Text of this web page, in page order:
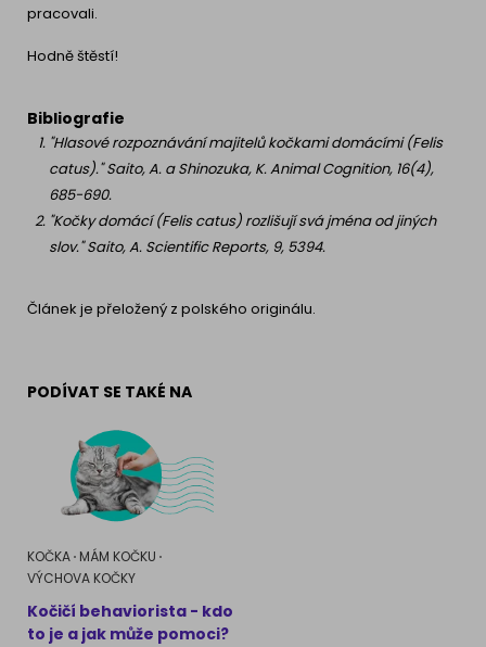
pracovali.
Hodně štěstí!
Bibliografie
"Hlasové rozpoznávání majitelů kočkami domácími (Felis
catus)." Saito, A. a Shinozuka, K. Animal Cognition, 16(4),
685-690.
"Kočky domácí (Felis catus) rozlišují svá jména od jiných
slov." Saito, A. Scientific Reports, 9, 5394.
Článek je přeložený z polského originálu.
PODÍVAT SE TAKÉ NA
KOČKA MÁM KOČKU
VÝCHOVA KOČKY
Kočičí behaviorista - kdo
to je a jak může pomoci?